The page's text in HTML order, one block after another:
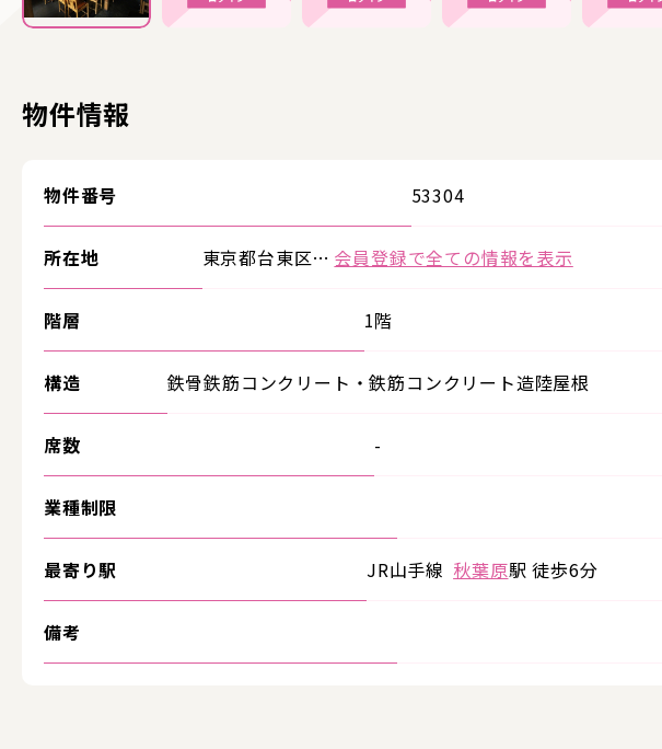
物件情報
物件番号 53304
所在地 東京都台東区… 会員登録で全ての情報を表示
階層 1階
構造 鉄骨鉄筋コンクリート・鉄筋コンクリート造陸屋根
席数 -
業種制限
最寄り駅 JR山手線 秋葉原駅 徒歩6分
備考